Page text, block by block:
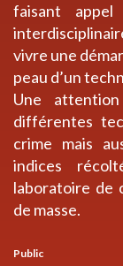
faisant appel
vivre une
peau d’un
Une
différentes
crime mais
indices
laboratoire de
de masse.
Public